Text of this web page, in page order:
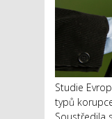
Studie
typů